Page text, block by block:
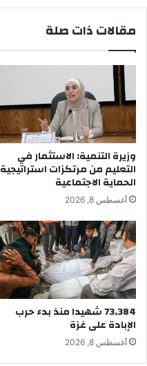
مقالات ذات صلة
وزيرة التنمية: الاستثمار في
التعليم من مرتكزات استراتيجية
الحماية الاجتماعية
أغسطس 8, 2026
73,384 شهيدا منذ بدء حرب
الإبادة على غزة
أغسطس 8, 2026